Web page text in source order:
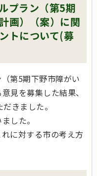
プラン（第5期
画）（案）に関
トについて(募
第5期下野市障がい
見を募集した結果、
きました。
した。
に対する市の考え方